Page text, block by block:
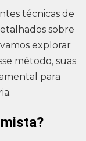
técnicas de
sobre
explorar
método, suas
para